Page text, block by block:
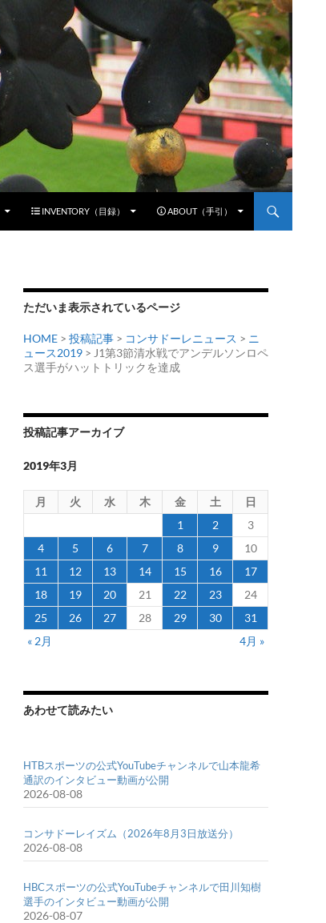
INVENTORY（目録） ABOUT（手引）
ただいま表示されているページ
HOME > 投稿記事 > コンサドーレニュース > ニ
ュース2019 > J1第3節清水戦でアンデルソンロペ
ス選手がハットトリックを達成
投稿記事アーカイブ
2019年3月
月 火 水 木 金 土
日
1
2
3
4
5 6 7 8 9
10
11
12 13 14 15 16
17
18
19 20 21 22 23
24
25
26 27 28 29 30
31
« 2月
4月 »
あわせて読みたい
HTBスポーツの公式YouTubeチャンネルで山本龍希
通訳のインタビュー動画が公開
2026-08-08
コンサドーレイズム（2026年8月3日放送分）
2026-08-08
HBCスポーツの公式YouTubeチャンネルで田川知樹
選手のインタビュー動画が公開
2026-08-07